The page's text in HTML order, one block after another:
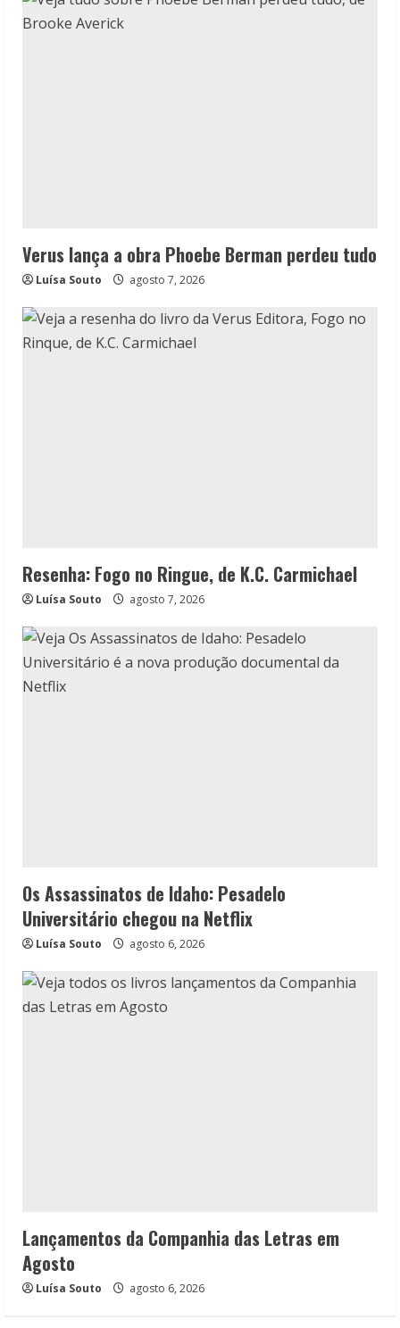
Verus lança a obra Phoebe Berman perdeu tudo
Luísa Souto agosto 7, 2026
Resenha: Fogo no Ringue, de K.C. Carmichael
Luísa Souto agosto 7, 2026
Os Assassinatos de Idaho: Pesadelo
Universitário chegou na Netflix
Luísa Souto agosto 6, 2026
Lançamentos da Companhia das Letras em
Agosto
Luísa Souto agosto 6, 2026